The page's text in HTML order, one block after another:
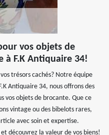
vos objets de
à F.K Antiquaire 34!
trésors cachés? Notre équipe
Antiquaire 34, nous offrons des
vos objets de brocante. Que ce
vintage ou des bibelots rares,
avec soin et expertise.
découvrez la valeur de vos biens!